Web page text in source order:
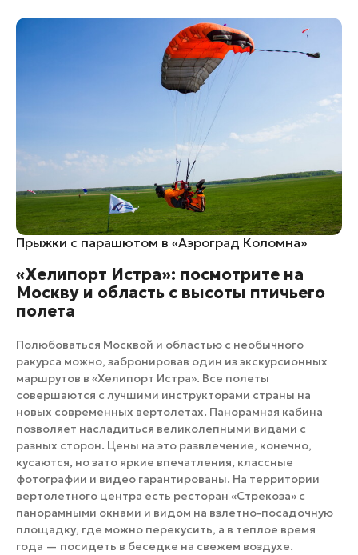
Прыжки с парашютом в «Аэроград Коломна»
«Хелипорт Истра»: посмотрите на
Москву и область с высоты птичьего
полета
Полюбоваться Москвой и областью с необычного
ракурса можно, забронировав один из экскурсионных
маршрутов в «Хелипорт Истра». Все полеты
совершаются с лучшими инструкторами страны на
новых современных вертолетах. Панорамная кабина
позволяет насладиться великолепными видами с
разных сторон. Цены на это развлечение, конечно,
кусаются, но зато яркие впечатления, классные
фотографии и видео гарантированы. На территории
вертолетного центра есть ресторан «Стрекоза» с
панорамными окнами и видом на взлетно-посадочную
площадку, где можно перекусить, а в теплое время
года — посидеть в беседке на свежем воздухе.